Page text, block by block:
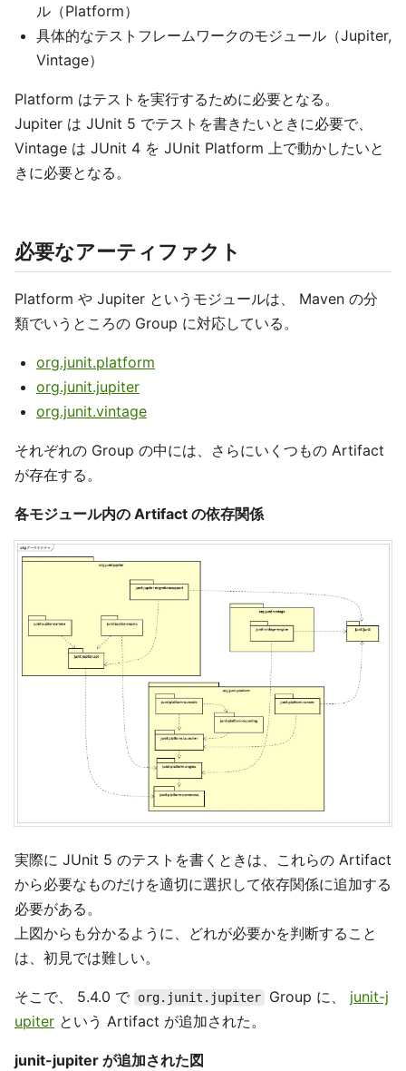
ル（Platform）
具体的なテストフレームワークのモジュール（Jupiter,
Vintage）
Platform はテストを実行するために必要となる。
Jupiter は JUnit 5 でテストを書きたいときに必要で、
Vintage は JUnit 4 を JUnit Platform 上で動かしたいと
きに必要となる。
必要なアーティファクト
Platform や Jupiter というモジュールは、 Maven の分
類でいうところの Group に対応している。
org.junit.platform
org.junit.jupiter
org.junit.vintage
それぞれの Group の中には、さらにいくつもの Artifact
が存在する。
各モジュール内の Artifact の依存関係
実際に JUnit 5 のテストを書くときは、これらの Artifact
から必要なものだけを適切に選択して依存関係に追加する
必要がある。
上図からも分かるように、どれが必要かを判断すること
は、初見では難しい。
そこで、 5.4.0 で org.junit.jupiter Group に、 junit-j
upiter という Artifact が追加された。
junit-jupiter が追加された図